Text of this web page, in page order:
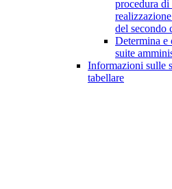
procedura
del secondo
Determina e
suite
Informazioni sulle
tabellare